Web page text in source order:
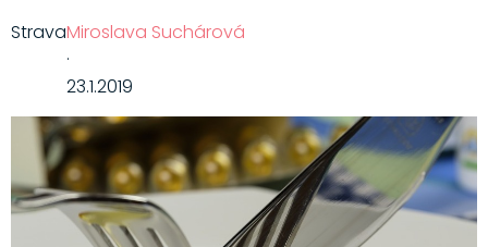
StravaMiroslava Suchárová
·
23.1.2019